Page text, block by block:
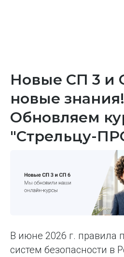
Новые СП 3 и
новые знания!
Обновляем
"Стрельцу-
В июне 2026 г. правила
систем безопасности в